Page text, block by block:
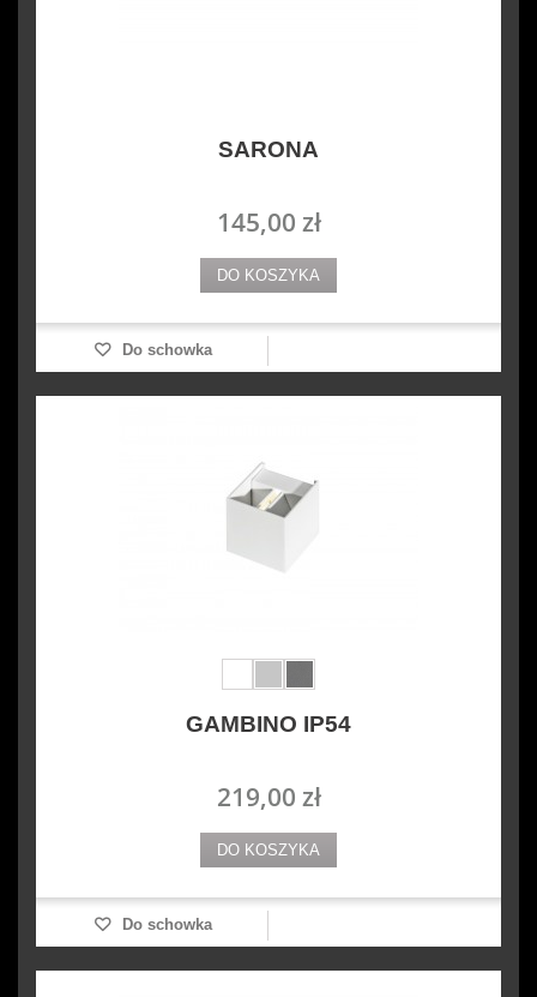
SARONA
145,00 zł
DO KOSZYKA
Do schowka
GAMBINO IP54
219,00 zł
DO KOSZYKA
Do schowka